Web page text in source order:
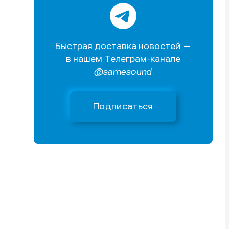
Быстрая доставка новостей —
в нашем Телеграм-канале
@samesound
Подписаться